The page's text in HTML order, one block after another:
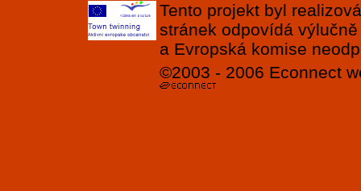
Tento projekt byl
stránek odpovídá
a Evropská komise
©2003 - 2006 Econnect